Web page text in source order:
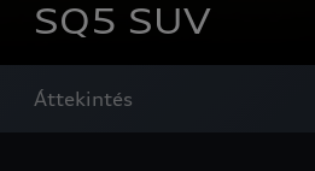
SQ5 SUV
Áttekintés